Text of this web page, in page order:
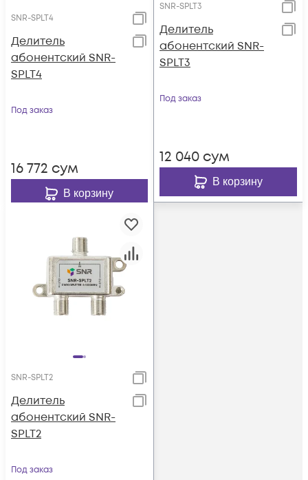
SNR-SPLT4
Делитель
абонентский SNR-
SPLT4
Под заказ
16 772 сум
В корзину
SNR-SPLT3
Делитель
абонентский SNR-
SPLT3
Под заказ
12 040 сум
В корзину
SNR-SPLT2
Делитель
абонентский SNR-
SPLT2
Под заказ